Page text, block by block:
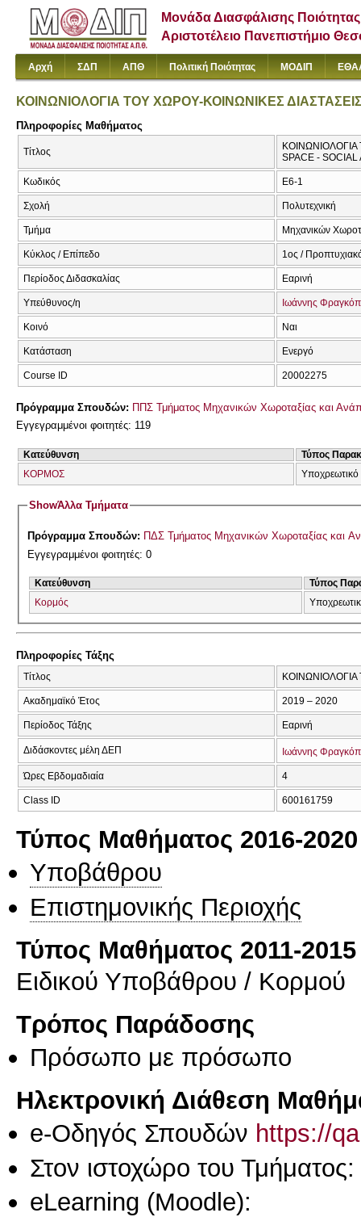
Μονάδα Διασφάλισης Ποιότητας
Αριστοτέλειο Πανεπιστήμιο
Αρχή ΣΔΠ ΑΠΘ Πολιτική Ποιότητας ΜΟΔΙΠ
ΚΟΙΝΩΝΙΟΛΟΓΙΑ ΤΟΥ ΧΩΡΟΥ-ΚΟΙΝΩΝΙΚΕΣ
Πληροφορίες Μαθήματος
Τίτλος
SPACE -
Κωδικός Ε6-1
Σχολή Πολυτεχνική
Τμήμα Μηχανικών
Κύκλος / Επίπεδο 1ος /
Περίοδος Διδασκαλίας Εαρινή
Υπεύθυνος/η Ιωάννης
Κοινό Ναι
Κατάσταση Ενεργό
Course ID 20002275
Πρόγραμμα Σπουδών: ΠΠΣ Τμήματος Μηχανικών Χωροταξίας και
Εγγεγραμμένοι φοιτητές: 119
Κατεύθυνση
Τύπος
ΚΟΡΜΟΣ
Υποχρεωτικό
ShowΆλλα Τμήματα
Πρόγραμμα Σπουδών: ΠΔΣ Τμήματος Μηχανικών Χωροταξίας και
Εγγεγραμμένοι φοιτητές: 0
Κατεύθυνση
Τύπος
Κορμός
Πληροφορίες Τάξης
Τίτλος
Ακαδημαϊκό Έτος 2019 – 2020
Περίοδος Τάξης Εαρινή
Διδάσκοντες μέλη ΔΕΠ Ιωάννης
Ώρες Εβδομαδιαία 4
Class ID 600161759
Τύπος Μαθήματος 2016-2020
Υποβάθρου
Επιστημονικής Περιοχής
Τύπος Μαθήματος 2011-2015
Ειδικού Υποβάθρου / Κορμού
Τρόπος Παράδοσης
Πρόσωπο με πρόσωπο
Ηλεκτρονική Διάθεση
e-Οδηγός Σπουδών https://
Στον ιστοχώρο του Τμήματος:
eLearning (Moodle):